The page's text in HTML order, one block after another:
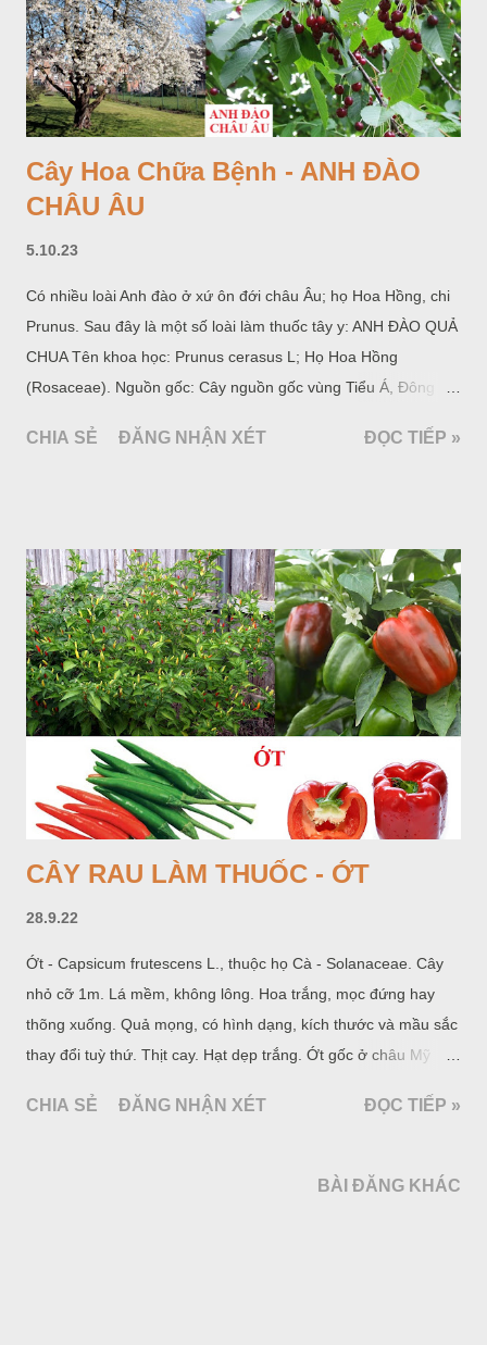
Cây Hoa Chữa Bệnh - ANH ĐÀO
CHÂU ÂU
5.10.23
Có nhiều loài Anh đào ở xứ ôn đới châu Âu; họ Hoa Hồng, chi
Prunus. Sau đây là một số loài làm thuốc tây y: ANH ĐÀO QUẢ
CHUA Tên khoa học: Prunus cerasus L; Họ Hoa Hồng
(Rosaceae). Nguồn gốc: Cây nguồn gốc vùng Tiểu Á, Đông
cây này cùng tên là Anh đào. ANH ĐÀO QUẢ NGỌT Tên khoa
CHIA SẺ ĐĂNG NHẬN XÉT ĐỌC TIẾP »
CÂY RAU LÀM THUỐC - ỚT
28.9.22
Ớt - Capsicum frutescens L., thuộc họ Cà - Solanaceae. Cây
nhỏ cỡ 1m. Lá mềm, không lông. Hoa trắng, mọc đứng hay
thõng xuống. Quả mọng, có hình dạng, kích thước và mầu sắc
thay đổi tuỳ thứ. Thịt cay. Hạt dẹp trắng. Ớt gốc ở châu Mỹ
Đông và Nam châu Á. Ớt là loại gia vị được nhiều người ưa
có đến 50 thứ khác nhau của cùng một loài:
CHIA SẺ ĐĂNG NHẬN XÉT ĐỌC TIẾP »
BÀI ĐĂNG KHÁC